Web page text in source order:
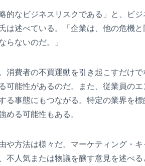
なビジネスリスクである」と、ビ
述べている。「企業は、他の危機
らないのだ。」
費者の不買運動を引き起こすだけ
可能性があるのだ。また、従業員の
る事態にもつながる。特定の業界を
る可能性もある。
方法は様々だ。マーケティング・
人気または物議を醸す意見を述べ